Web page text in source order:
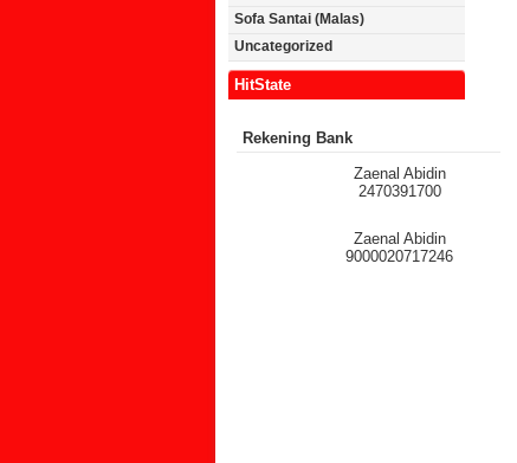
Sofa Santai (Malas)
Uncategorized
HitState
Rekening Bank
Zaenal Abidin
2470391700
Zaenal Abidin
9000020717246